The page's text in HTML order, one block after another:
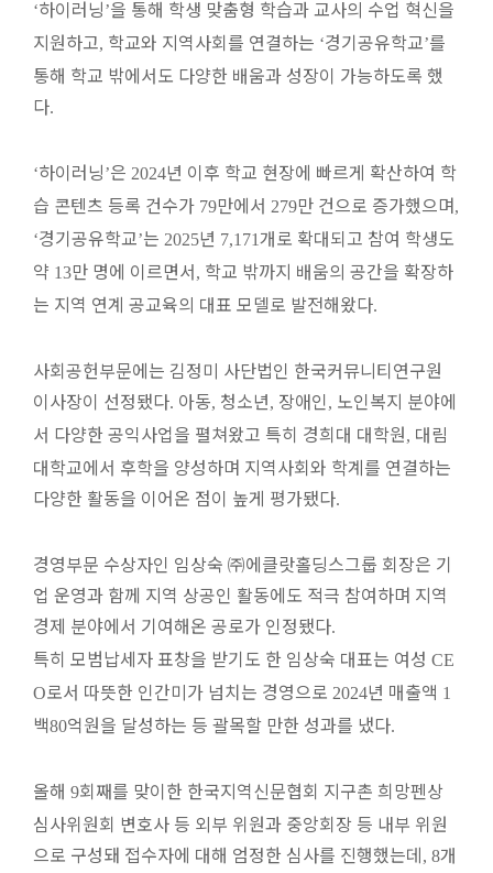
‘하이러닝’을 통해 학생 맞춤형 학습과 교사의 수업 혁신을
지원하고, 학교와 지역사회를 연결하는 ‘경기공유학교’를
통해 학교 밖에서도 다양한 배움과 성장이 가능하도록 했
다.
‘하이러닝’은 2024년 이후 학교 현장에 빠르게 확산하여 학
습 콘텐츠 등록 건수가 79만에서 279만 건으로 증가했으며,
‘경기공유학교’는 2025년 7,171개로 확대되고 참여 학생도
약 13만 명에 이르면서, 학교 밖까지 배움의 공간을 확장하
는 지역 연계 공교육의 대표 모델로 발전해왔다.
사회공헌부문에는 김정미 사단법인 한국커뮤니티연구원
이사장이 선정됐다. 아동, 청소년, 장애인, 노인복지 분야에
서 다양한 공익사업을 펼쳐왔고 특히 경희대 대학원, 대림
대학교에서 후학을 양성하며 지역사회와 학계를 연결하는
다양한 활동을 이어온 점이 높게 평가됐다.
경영부문 수상자인 임상숙 ㈜에클랏홀딩스그룹 회장은 기
업 운영과 함께 지역 상공인 활동에도 적극 참여하며 지역
경제 분야에서 기여해온 공로가 인정됐다.
특히 모범납세자 표창을 받기도 한 임상숙 대표는 여성 CE
O로서 따뜻한 인간미가 넘치는 경영으로 2024년 매출액 1
백80억원을 달성하는 등 괄목할 만한 성과를 냈다.
올해 9회째를 맞이한 한국지역신문협회 지구촌 희망펜상
심사위원회 변호사 등 외부 위원과 중앙회장 등 내부 위원
으로 구성돼 접수자에 대해 엄정한 심사를 진행했는데, 8개